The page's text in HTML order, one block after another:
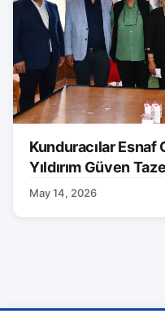
Kunduracılar Esnaf
Yıldırım Güven
May 14, 2026